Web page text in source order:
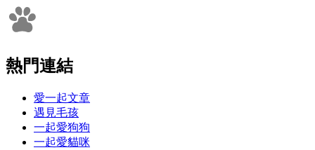
熱門連結
愛一起文章
遇見毛孩
一起愛狗狗
一起愛貓咪